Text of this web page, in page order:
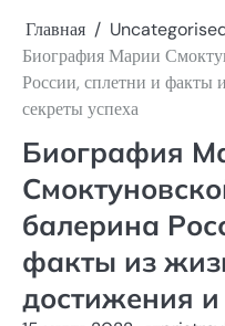
Главная
Биография Марии
России, сплетни и факты
секреты успеха
Биография
балерина
факты из
достижения и